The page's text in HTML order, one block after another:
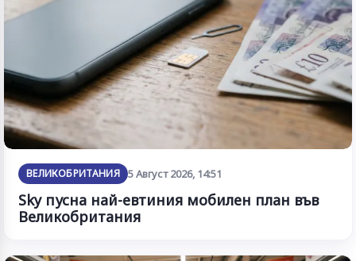
ВЕЛИКОБРИТАНИЯ 5 Август 2026, 14:51
Sky пусна най-евтиния мобилен план във
Великобритания